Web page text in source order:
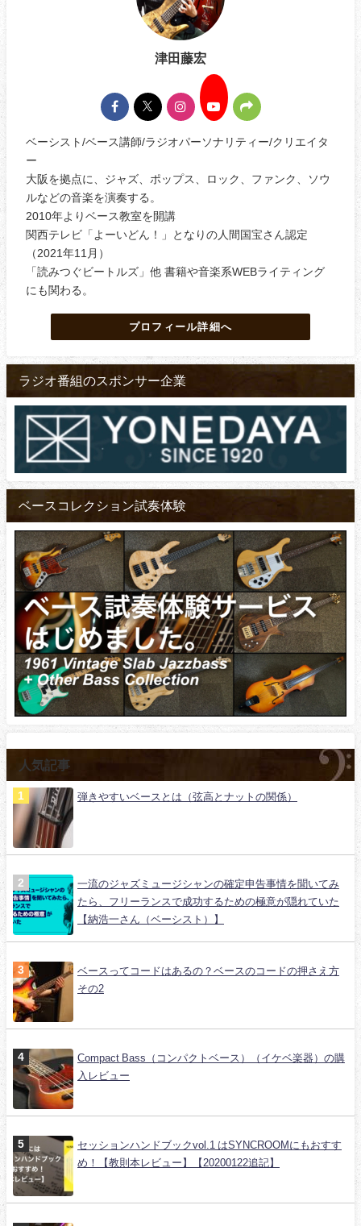
津田藤宏
ベーシスト/ベース講師/ラジオパーソナリティー/クリエイタ
ー
大阪を拠点に、ジャズ、ポップス、ロック、ファンク、ソウ
ルなどの音楽を演奏する。
2010年よりベース教室を開講
関西テレビ「よーいどん！」となりの人間国宝さん認定
（2021年11月）
「読みつぐビートルズ」他 書籍や音楽系WEBライティング
にも関わる。
プロフィール詳細へ
ラジオ番組のスポンサー企業
ベースコレクション試奏体験
人気記事
弾きやすいベースとは（弦高とナットの関係）
一流のジャズミュージシャンの確定申告事情を聞いてみ
たら、フリーランスで成功するための極意が隠れていた
【納浩一さん（ベーシスト）】
ベースってコードはあるの？ベースのコードの押さえ方
その2
Compact Bass（コンパクトベース）（イケベ楽器）の購
入レビュー
セッションハンドブックvol.1 はSYNCROOMにもおすす
め！【教則本レビュー】【20200122追記】